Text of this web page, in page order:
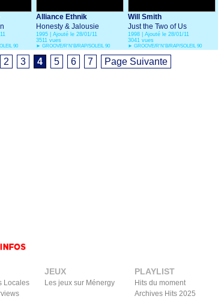
90
Alliance Ethnik
Honesty & Jalousie
1995 | Ajouté le 28/01/11
3511 vues
► GROOVE/R'N'B/RAP/SOLEIL 90
Will Smith
Just the Two of Us
1998 | Ajouté le 28/01/11
3041 vues
► GROOVE/R'N'B/RAP/SOLEIL 90
2 3 4 5 6 7 Page Suivante
Locales
JEUX
Les jeux sur Ménergy
PLAYLIST
Hits du moment
Archives Hits 2025